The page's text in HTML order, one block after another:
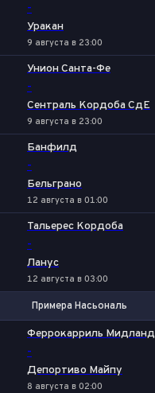
-
Уракан
9 августа в 23:00
Унион Санта-Фе
-
Сентраль Кордоба СдЕ
9 августа в 23:00
Банфилд
-
Бельграно
12 августа в 01:00
Тальерес Кордоба
-
Ланус
12 августа в 03:00
Примера Насьональ
Феррокарриль Мидланд
-
Депортиво Майпу
8 августа в 02:00